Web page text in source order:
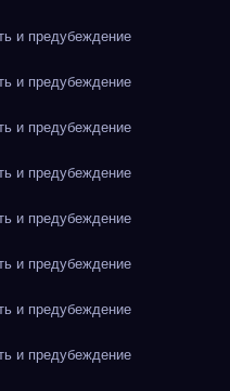
и предубеждение
и предубеждение
и предубеждение
и предубеждение
и предубеждение
и предубеждение
и предубеждение
и предубеждение